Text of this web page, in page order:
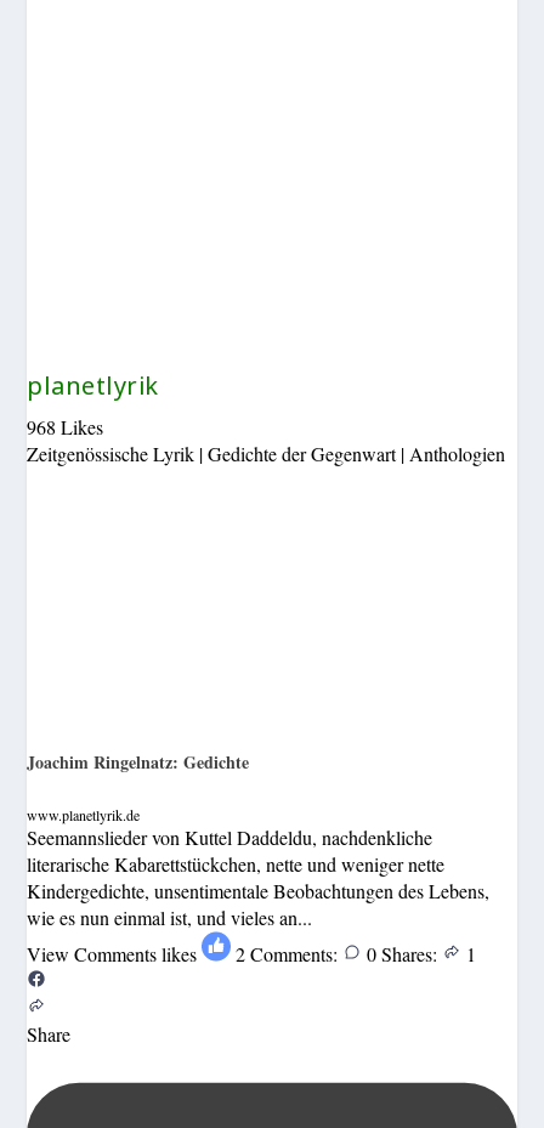
planetlyrik
968 Likes
Zeitgenössische Lyrik | Gedichte der Gegenwart | Anthologien
Joachim Ringelnatz: Gedichte
www.planetlyrik.de
Seemannslieder von Kuttel Daddeldu, nachdenkliche
literarische Kabarettstückchen, nette und weniger nette
Kindergedichte, unsentimentale Beobachtungen des Lebens,
wie es nun einmal ist, und vieles an...
View Comments likes 2 Comments: 0 Shares: 1
Share